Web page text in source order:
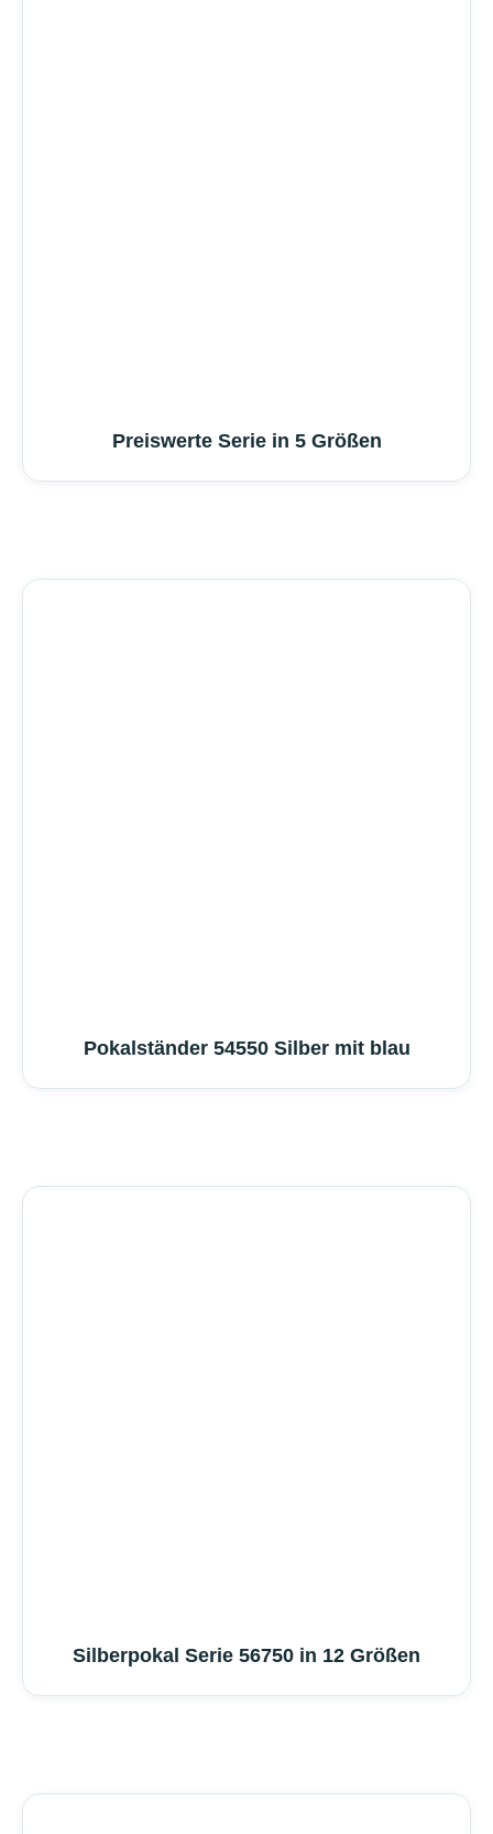
Preiswerte Serie in 5 Größen
Pokalständer 54550 Silber mit blau
Silberpokal Serie 56750 in 12 Größen